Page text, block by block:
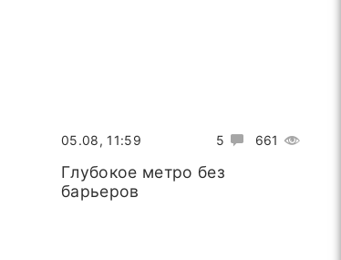
5 661
05.08, 11:59
Глубокое метро без
барьеров